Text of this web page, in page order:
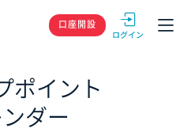
GMOクリック
口座開設
ポイント
ダー